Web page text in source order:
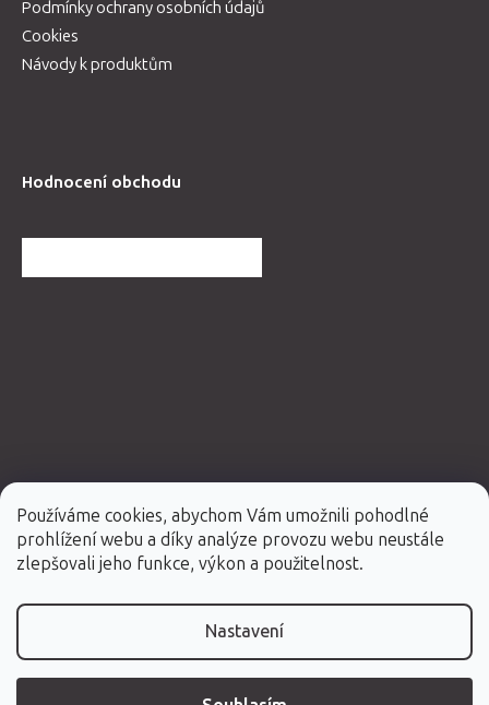
Používáme cookies, abychom Vám umožnili pohodlné
prohlížení webu a díky analýze provozu webu neustále
zlepšovali jeho funkce, výkon a použitelnost.
Nastavení
Podmínky ochrany osobních údajů
Cookies
Návody k produktům
Hodnocení obchodu
Vytvořil Shoptet Premium